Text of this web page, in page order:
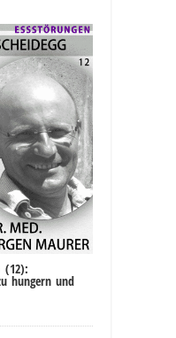
(12):
hungern und